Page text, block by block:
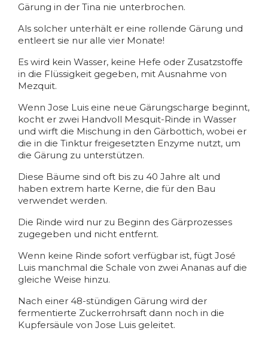
Gärung in der Tina nie unterbrochen.
Als solcher unterhält er eine rollende Gärung und
entleert sie nur alle vier Monate!
Es wird kein Wasser, keine Hefe oder Zusatzstoffe
in die Flüssigkeit gegeben, mit Ausnahme von
Mezquit.
Wenn Jose Luis eine neue Gärungscharge beginnt,
kocht er zwei Handvoll Mesquit-Rinde in Wasser
und wirft die Mischung in den Gärbottich, wobei er
die in die Tinktur freigesetzten Enzyme nutzt, um
die Gärung zu unterstützen.
Diese Bäume sind oft bis zu 40 Jahre alt und
haben extrem harte Kerne, die für den Bau
verwendet werden.
Die Rinde wird nur zu Beginn des Gärprozesses
zugegeben und nicht entfernt.
Wenn keine Rinde sofort verfügbar ist, fügt José
Luis manchmal die Schale von zwei Ananas auf die
gleiche Weise hinzu.
Nach einer 48-stündigen Gärung wird der
fermentierte Zuckerrohrsaft dann noch in die
Kupfersäule von Jose Luis geleitet.